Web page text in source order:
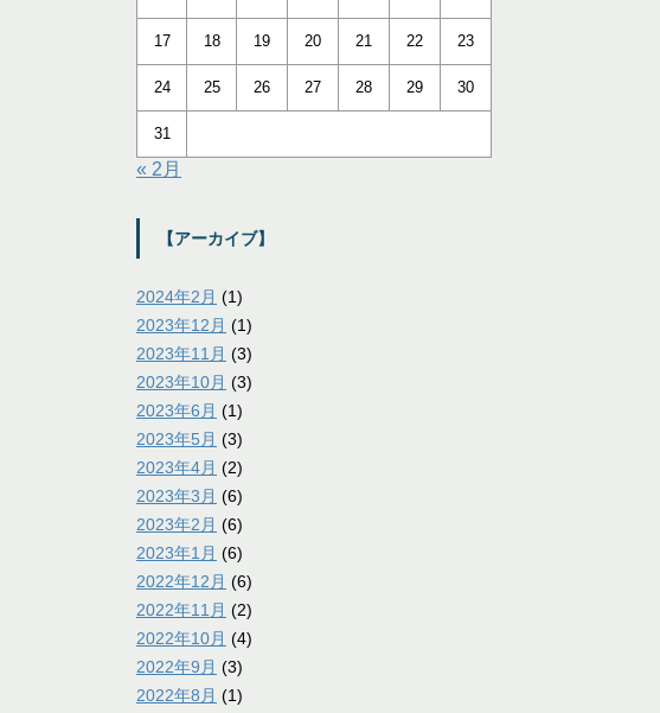
17 18 19 20 21 22 23
24 25 26 27 28 29 30
31
« 2月
【アーカイブ】
2024年2月 (1)
2023年12月 (1)
2023年11月 (3)
2023年10月 (3)
2023年6月 (1)
2023年5月 (3)
2023年4月 (2)
2023年3月 (6)
2023年2月 (6)
2023年1月 (6)
2022年12月 (6)
2022年11月 (2)
2022年10月 (4)
2022年9月 (3)
2022年8月 (1)